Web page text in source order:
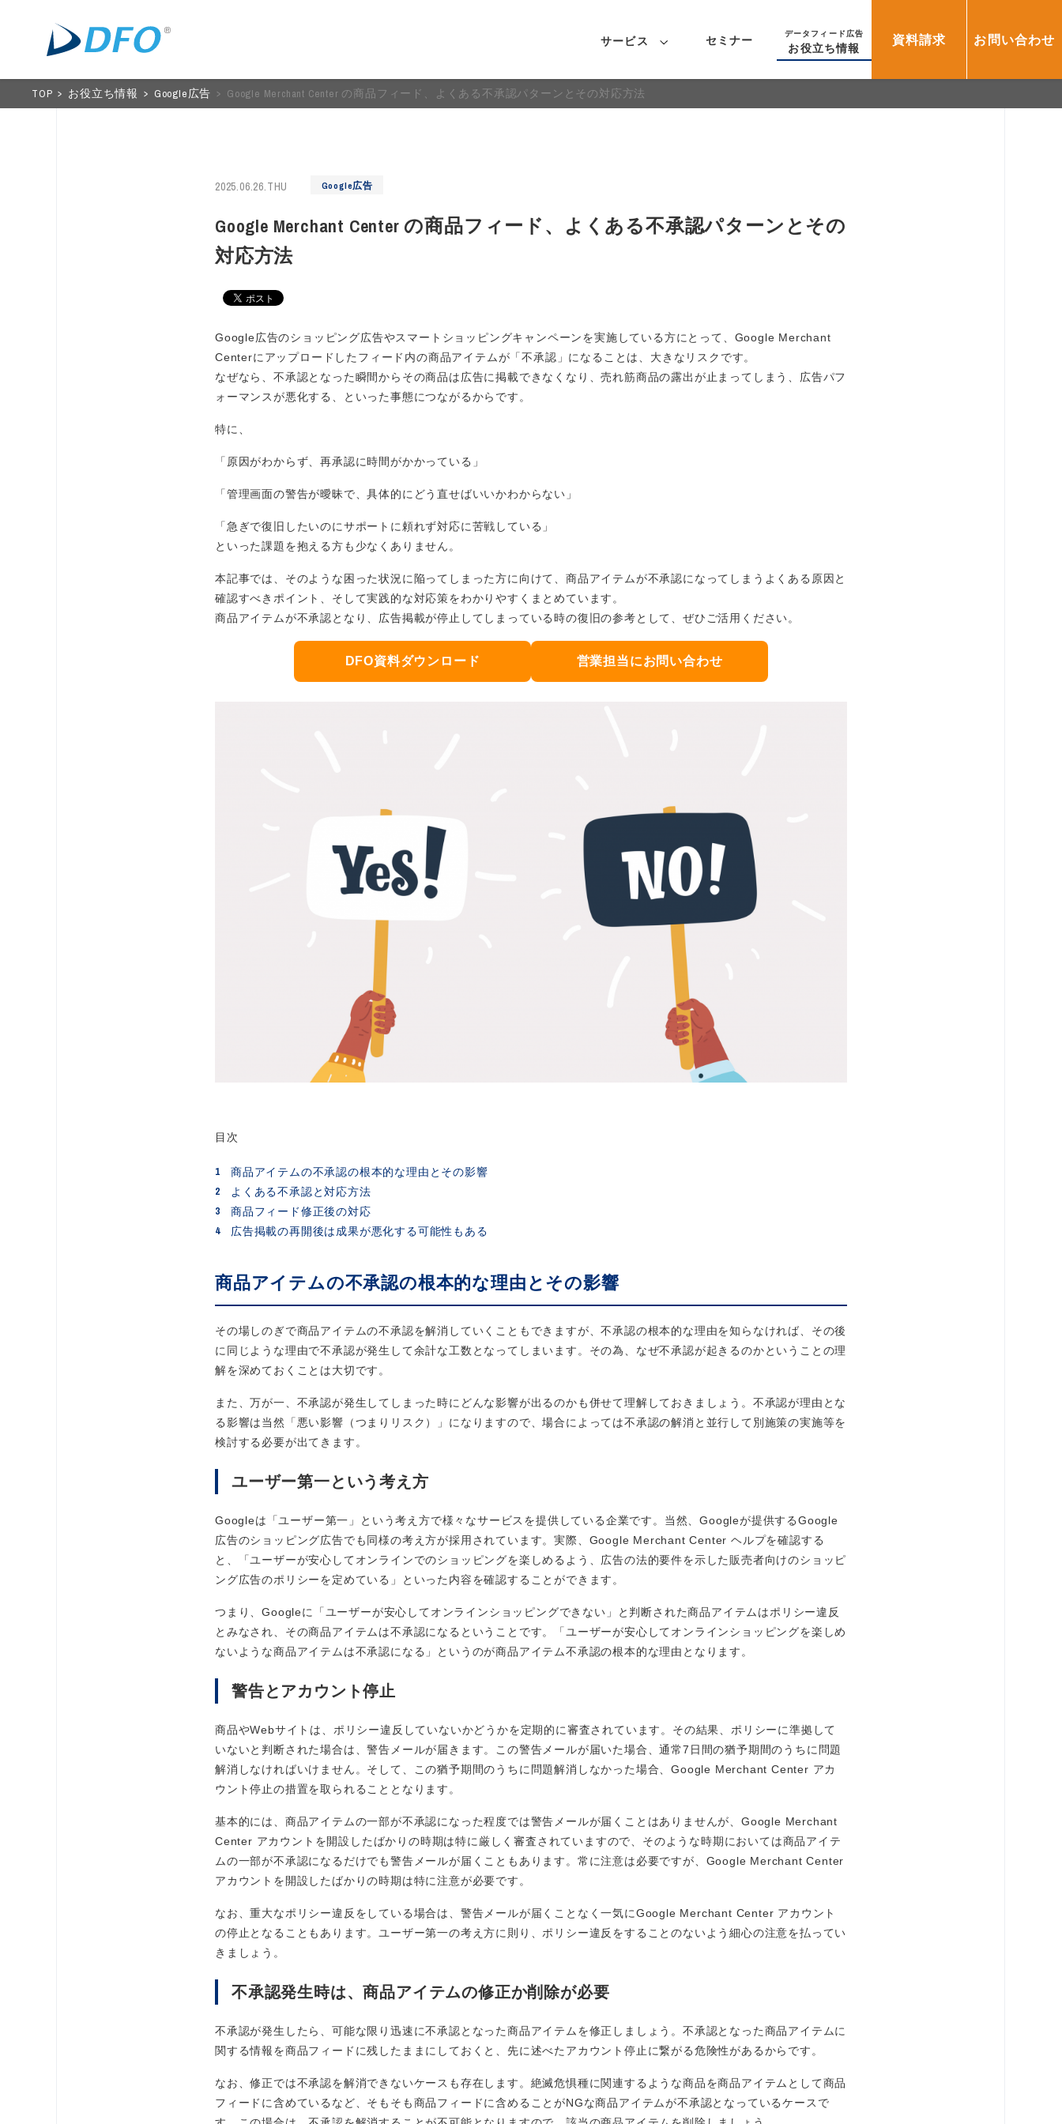
サービス セミナー
データフィード広告
お役立ち情報 資料請求 お問い合わせ
TOP お役立ち情報 Google広告 Google Merchant Center の商品フィード、よくある不承認パターンとその対応方法
2025.06.26.THU Google広告
Google Merchant Center の商品フィード、よくある不承認パターンとその
対応方法
Google広告のショッピング広告やスマートショッピングキャンペーンを実施している方にとって、Google Merchant
Centerにアップロードしたフィード内の商品アイテムが「不承認」になることは、大きなリスクです。
なぜなら、不承認となった瞬間からその商品は広告に掲載できなくなり、売れ筋商品の露出が止まってしまう、広告パフ
ォーマンスが悪化する、といった事態につながるからです。
特に、
「原因がわからず、再承認に時間がかかっている」
「管理画面の警告が曖昧で、具体的にどう直せばいいかわからない」
「急ぎで復旧したいのにサポートに頼れず対応に苦戦している」
といった課題を抱える方も少なくありません。
本記事では、そのような困った状況に陥ってしまった方に向けて、商品アイテムが不承認になってしまうよくある原因と
確認すべきポイント、そして実践的な対応策をわかりやすくまとめています。
商品アイテムが不承認となり、広告掲載が停止してしまっている時の復旧の参考として、ぜひご活用ください。
DFO資料ダウンロード 営業担当にお問い合わせ
目次
商品アイテムの不承認の根本的な理由とその影響
よくある不承認と対応方法
商品フィード修正後の対応
広告掲載の再開後は成果が悪化する可能性もある
商品アイテムの不承認の根本的な理由とその影響
その場しのぎで商品アイテムの不承認を解消していくこともできますが、不承認の根本的な理由を知らなければ、その後
に同じような理由で不承認が発生して余計な工数となってしまいます。その為、なぜ不承認が起きるのかということの理
解を深めておくことは大切です。
また、万が一、不承認が発生してしまった時にどんな影響が出るのかも併せて理解しておきましょう。不承認が理由とな
る影響は当然「悪い影響（つまりリスク）」になりますので、場合によっては不承認の解消と並行して別施策の実施等を
検討する必要が出てきます。
ユーザー第一という考え方
Googleは「ユーザー第一」という考え方で様々なサービスを提供している企業です。当然、Googleが提供するGoogle
広告のショッピング広告でも同様の考え方が採用されています。実際、Google Merchant Center ヘルプを確認する
と、「ユーザーが安心してオンラインでのショッピングを楽しめるよう、広告の法的要件を示した販売者向けのショッピ
ング広告のポリシーを定めている」といった内容を確認することができます。
つまり、Googleに「ユーザーが安心してオンラインショッピングできない」と判断された商品アイテムはポリシー違反
とみなされ、その商品アイテムは不承認になるということです。「ユーザーが安心してオンラインショッピングを楽しめ
ないような商品アイテムは不承認になる」というのが商品アイテム不承認の根本的な理由となります。
警告とアカウント停止
商品やWebサイトは、ポリシー違反していないかどうかを定期的に審査されています。その結果、ポリシーに準拠して
いないと判断された場合は、警告メールが届きます。この警告メールが届いた場合、通常7日間の猶予期間のうちに問題
解消しなければいけません。そして、この猶予期間のうちに問題解消しなかった場合、Google Merchant Center アカ
ウント停止の措置を取られることとなります。
基本的には、商品アイテムの一部が不承認になった程度では警告メールが届くことはありませんが、Google Merchant
Center アカウントを開設したばかりの時期は特に厳しく審査されていますので、そのような時期においては商品アイテ
ムの一部が不承認になるだけでも警告メールが届くこともあります。常に注意は必要ですが、Google Merchant Center
アカウントを開設したばかりの時期は特に注意が必要です。
なお、重大なポリシー違反をしている場合は、警告メールが届くことなく一気にGoogle Merchant Center アカウント
の停止となることもあります。ユーザー第一の考え方に則り、ポリシー違反をすることのないよう細心の注意を払ってい
きましょう。
不承認発生時は、商品アイテムの修正か削除が必要
不承認が発生したら、可能な限り迅速に不承認となった商品アイテムを修正しましょう。不承認となった商品アイテムに
関する情報を商品フィードに残したままにしておくと、先に述べたアカウント停止に繋がる危険性があるからです。
なお、修正では不承認を解消できないケースも存在します。絶滅危惧種に関連するような商品を商品アイテムとして商品
フィードに含めているなど、そもそも商品フィードに含めることがNGな商品アイテムが不承認となっているケースで